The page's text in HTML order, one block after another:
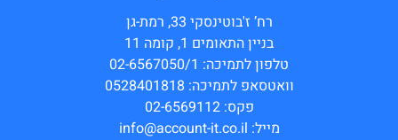
רח’ ז'בוטינסקי 33, רמת-גן
בניין התאומים 1, קומה 11
טלפון לתמיכה: 02-6567050/1
וואטסאפ לתמיכה: 0528401818
פקס: 02-6569112
מייל: info@account-it.co.il